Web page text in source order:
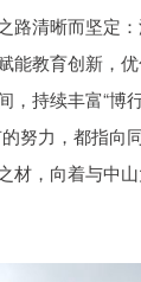
路清晰而坚定
能教育创新，
，持续丰富“博
的努力，都指
材，向着与中